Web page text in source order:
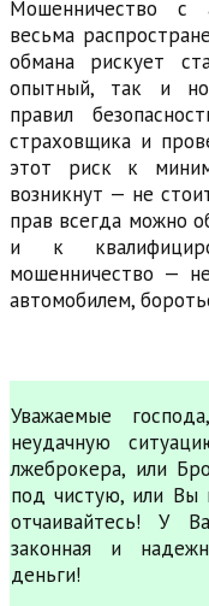
Мошенничество с
весьма
обмана рискует
опытный, так и
правил
страховщика и
этот риск к
возникнут — не
прав всегда можно
и к
мошенничество —
автомобилем,
Уважаемые
неудачную
лжеброкера, или
под чистую, или Вы
отчаивайтесь! У
законная и
деньги!